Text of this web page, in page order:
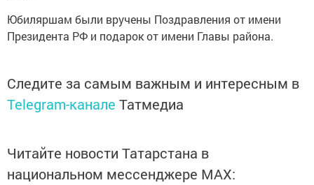
Юбиляршам были вручены Поздравления от имени
Президента РФ и подарок от имени Главы района.
Следите за самым важным и интересным в
Telegram-канале Татмедиа
Читайте новости Татарстана в
национальном мессенджере MАХ: